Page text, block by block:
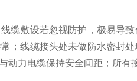
敷设若忽视防护，极易导致
；线缆接头处未做防水密封
动力电缆保持安全间距；所